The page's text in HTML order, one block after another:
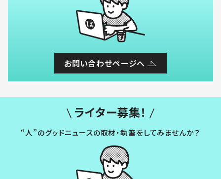
お問い合わせページへ
ライター募集！
“人”のグッドニュースの取材・執筆をしてみませんか？